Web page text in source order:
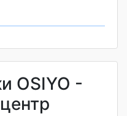
OSIYO -